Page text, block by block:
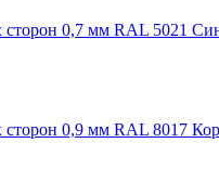
0,7 мм RAL 5021
0,9 мм RAL 8017